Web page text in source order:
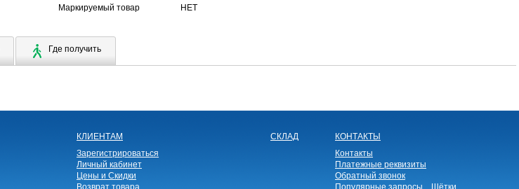
Маркируемый товар
НЕТ
Где получить
КЛИЕНТАМ
Зарегистрироваться
Личный кабинет
Цены и Скидки
Возврат товара
СКЛАД
КОНТАКТЫ
Контакты
Платежные реквизиты
Обратный звонок
Популярные запросы
Щётки